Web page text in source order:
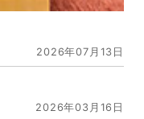
2026年07月13日
2026年03月16日